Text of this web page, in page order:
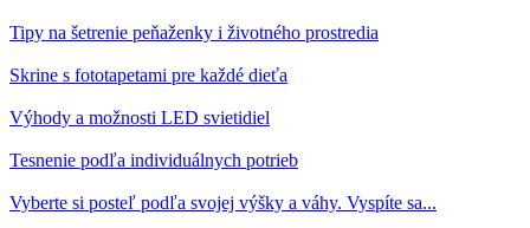
Tipy na šetrenie peňaženky i životného prostredia
Skrine s fototapetami pre každé dieťa
Výhody a možnosti LED svietidiel
Tesnenie podľa individuálnych potrieb
Vyberte si posteľ podľa svojej výšky a váhy. Vyspíte sa...